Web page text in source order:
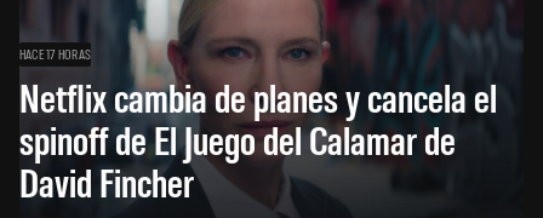
HACE 17 HORAS
Netflix cambia de planes y cancela el
spinoff de El Juego del Calamar de
David Fincher